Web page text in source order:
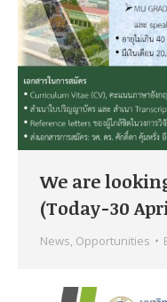
We are
(Today-30
News, Opportunities